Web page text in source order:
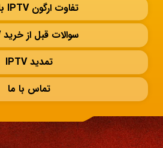
تفاوت ارگون IPTV با سایر
سوالات قبل از خرید IPTV
تمدید IPTV
تماس با ما